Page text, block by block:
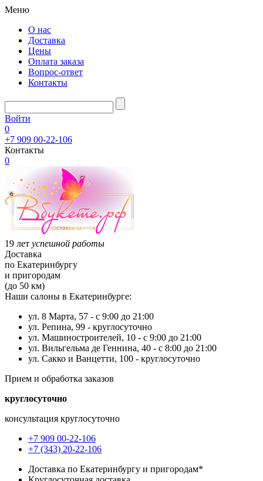
Меню
О нас
Доставка
Цены
Оплата заказа
Вопрос-ответ
Контакты
Войти
0
+7 909 00-22-106
Контакты
0
19 лет успешной работы
Доставка
по Екатеринбургу
и пригородам
(до 50 км)
Наши салоны в Екатеринбурге:
ул. 8 Марта, 57 - с 9:00 до 21:00
ул. Репина, 99 - круглосуточно
ул. Машиностроителей, 10 - с 9:00 до 21:00
ул. Вильгельма де Геннина, 40 - с 8:00 до 21:00
ул. Сакко и Ванцетти, 100 - круглосуточно
Прием и обработка заказов
круглосуточно
консультация круглосуточно
+7 909 00-22-106
+7 (343) 20-22-106
Доставка по Екатеринбургу и пригородам*